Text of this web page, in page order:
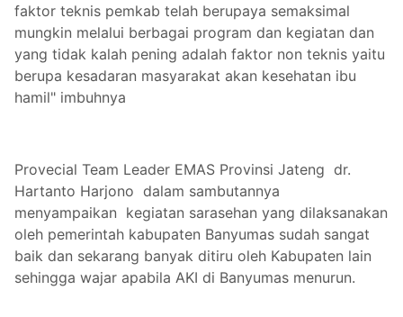
faktor teknis pemkab telah berupaya semaksimal
mungkin melalui berbagai program dan kegiatan dan
yang tidak kalah pening adalah faktor non teknis yaitu
berupa kesadaran masyarakat akan kesehatan ibu
hamil" imbuhnya
Provecial Team Leader EMAS Provinsi Jateng dr.
Hartanto Harjono dalam sambutannya
menyampaikan kegiatan sarasehan yang dilaksanakan
oleh pemerintah kabupaten Banyumas sudah sangat
baik dan sekarang banyak ditiru oleh Kabupaten lain
sehingga wajar apabila AKI di Banyumas menurun.